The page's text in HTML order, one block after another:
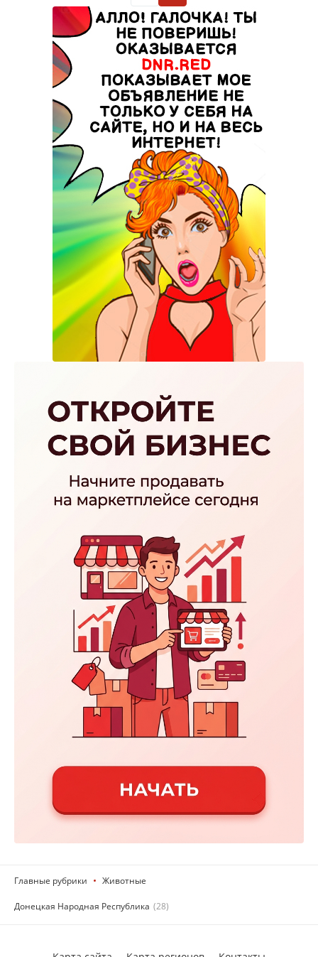
Главные рубрики Животные
Донецкая Народная Республика (28)